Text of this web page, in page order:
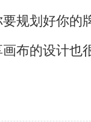
规划好你的
布的设计也